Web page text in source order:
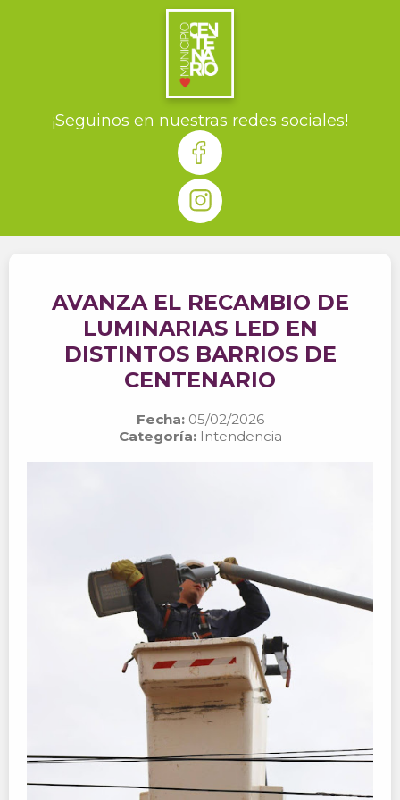
¡Seguinos en nuestras redes sociales!
AVANZA EL RECAMBIO DE
LUMINARIAS LED EN
DISTINTOS BARRIOS DE
CENTENARIO
Fecha:05/02/2026
Categoría:Intendencia